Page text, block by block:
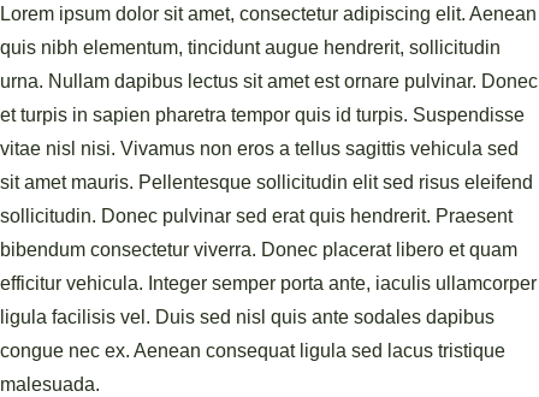
Lorem ipsum dolor sit amet, consectetur adipiscing elit. Aenean
quis nibh elementum, tincidunt augue hendrerit, sollicitudin
urna. Nullam dapibus lectus sit amet est ornare pulvinar. Donec
et turpis in sapien pharetra tempor quis id turpis. Suspendisse
vitae nisl nisi. Vivamus non eros a tellus sagittis vehicula sed
sit amet mauris. Pellentesque sollicitudin elit sed risus eleifend
sollicitudin. Donec pulvinar sed erat quis hendrerit. Praesent
bibendum consectetur viverra. Donec placerat libero et quam
efficitur vehicula. Integer semper porta ante, iaculis ullamcorper
ligula facilisis vel. Duis sed nisl quis ante sodales dapibus
congue nec ex. Aenean consequat ligula sed lacus tristique
malesuada.